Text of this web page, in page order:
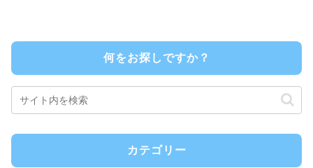
何をお探しですか？
カテゴリー